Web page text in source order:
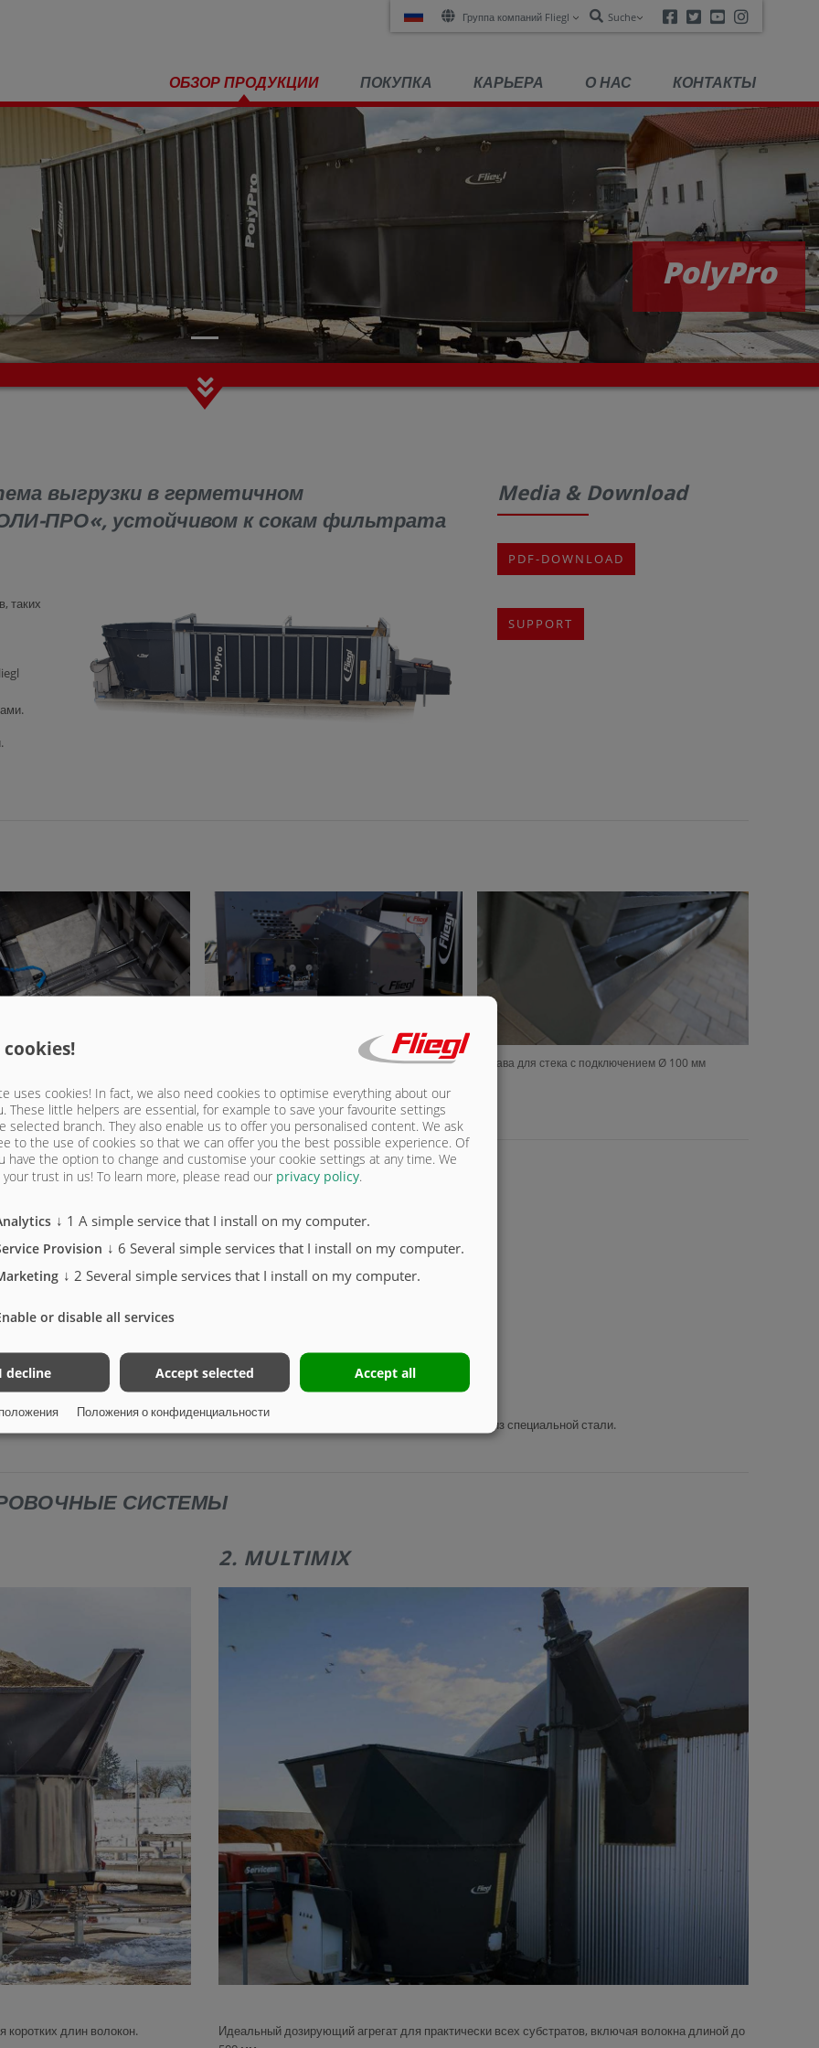
Группа компаний Fliegl Suche Facebook
TwitterYoutube
ОБЗОР ПРОДУКЦИИ ПОКУПКА КАРЬЕРА О НАС КОНТАКТЫ
PolyPro
выгрузки в герметичном
ПРО«, устойчивом к сокам фильтрата
таких
Media & Download
PDF-DOWNLOAD
SUPPORT
с гидравлическим
Канава для стека с подключением Ø 100 мм
подвижных деталей
уровню обслуживания и износа, высокой производительности
дна до дозирующего агрегата, изготовлены из нержавеющей стали. Ножи выполнены из специальной стали.
СИСТЕМЫ
коротких длин волокон.
2. MULTIMIX
Идеальный дозирующий агрегат для практически всех субстратов, включая волокна длиной до
cookies!
uses cookies! In fact, we also need cookies to optimise everything about our
These little helpers are essential, for example to save your favourite settings
selected branch. They also enable us to offer you personalised content. We ask
to the use of cookies so that we can offer you the best possible experience. Of
have the option to change and customise your cookie settings at any time. We
trust in us! To learn more, please read our privacy policy.
↓ 1 A simple service that I install on my computer.
Provision ↓ 6 Several simple services that I install on my computer.
↓ 2 Several simple services that I install on my computer.
or disable all services
I decline Accept selected Accept all
Положения о конфиденциальности